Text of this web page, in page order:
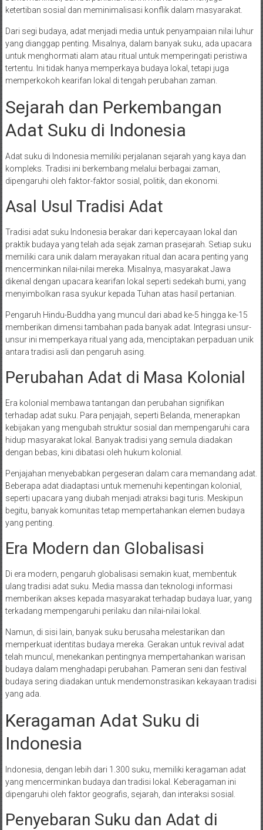
ketertiban sosial dan meminimalisasi konflik dalam masyarakat.
Dari segi budaya, adat menjadi media untuk penyampaian nilai luhur
yang dianggap penting. Misalnya, dalam banyak suku, ada upacara
untuk menghormati alam atau ritual untuk memperingati peristiwa
tertentu. Ini tidak hanya memperkaya budaya lokal, tetapi juga
memperkokoh kearifan lokal di tengah perubahan zaman.
Sejarah dan Perkembangan
Adat Suku di Indonesia
Adat suku di Indonesia memiliki perjalanan sejarah yang kaya dan
kompleks. Tradisi ini berkembang melalui berbagai zaman,
dipengaruhi oleh faktor-faktor sosial, politik, dan ekonomi.
Asal Usul Tradisi Adat
Tradisi adat suku Indonesia berakar dari kepercayaan lokal dan
praktik budaya yang telah ada sejak zaman prasejarah. Setiap suku
memiliki cara unik dalam merayakan ritual dan acara penting yang
mencerminkan nilai-nilai mereka. Misalnya, masyarakat Jawa
dikenal dengan upacara kearifan lokal seperti sedekah bumi, yang
menyimbolkan rasa syukur kepada Tuhan atas hasil pertanian.
Pengaruh Hindu-Buddha yang muncul dari abad ke-5 hingga ke-15
memberikan dimensi tambahan pada banyak adat. Integrasi unsur-
unsur ini memperkaya ritual yang ada, menciptakan perpaduan unik
antara tradisi asli dan pengaruh asing.
Perubahan Adat di Masa Kolonial
Era kolonial membawa tantangan dan perubahan signifikan
terhadap adat suku. Para penjajah, seperti Belanda, menerapkan
kebijakan yang mengubah struktur sosial dan mempengaruhi cara
hidup masyarakat lokal. Banyak tradisi yang semula diadakan
dengan bebas, kini dibatasi oleh hukum kolonial.
Penjajahan menyebabkan pergeseran dalam cara memandang adat.
Beberapa adat diadaptasi untuk memenuhi kepentingan kolonial,
seperti upacara yang diubah menjadi atraksi bagi turis. Meskipun
begitu, banyak komunitas tetap mempertahankan elemen budaya
yang penting.
Era Modern dan Globalisasi
Di era modern, pengaruh globalisasi semakin kuat, membentuk
ulang tradisi adat suku. Media massa dan teknologi informasi
memberikan akses kepada masyarakat terhadap budaya luar, yang
terkadang mempengaruhi perilaku dan nilai-nilai lokal.
Namun, di sisi lain, banyak suku berusaha melestarikan dan
memperkuat identitas budaya mereka. Gerakan untuk revival adat
telah muncul, menekankan pentingnya mempertahankan warisan
budaya dalam menghadapi perubahan. Pameran seni dan festival
budaya sering diadakan untuk mendemonstrasikan kekayaan tradisi
yang ada.
Keragaman Adat Suku di
Indonesia
Indonesia, dengan lebih dari 1.300 suku, memiliki keragaman adat
yang mencerminkan budaya dan tradisi lokal. Keberagaman ini
dipengaruhi oleh faktor geografis, sejarah, dan interaksi sosial.
Penyebaran Suku dan Adat di